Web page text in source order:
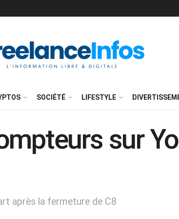
SOCIÉTÉ LIFESTYLE
sur
après la fermeture de C8